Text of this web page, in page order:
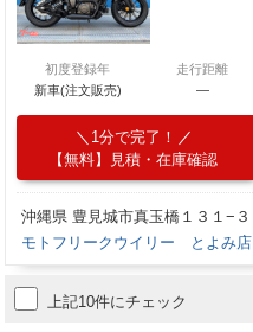
初度登録年
新車(注文販売)
走行距離
―
1分で完了！
【無料】見積・在庫確認
沖縄県 豊見城市真玉橋１３１−３
モトフリークウイリー とよみ店
上記10件にチェック